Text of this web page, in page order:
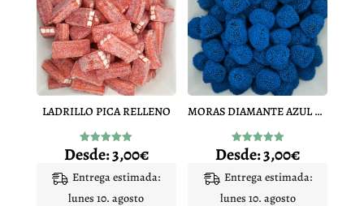
LADRILLO PICA RELLENO
Valorado
con
de 5
Desde:3,00€
Entrega estimada:
lunes 10. agosto
MORAS DIAMANTE AZUL PINTALENGUA
Valorado
con
de 5
Desde:3,00€
Entrega estimada:
lunes 10. agosto